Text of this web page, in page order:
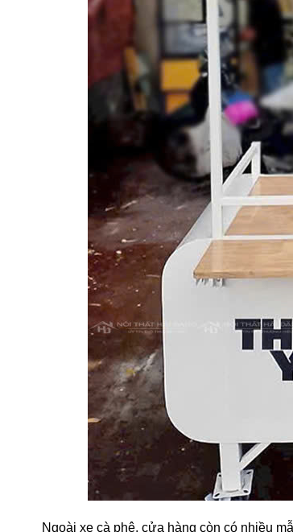
Ngoài xe cà phê, cửa hàng còn có nhiều